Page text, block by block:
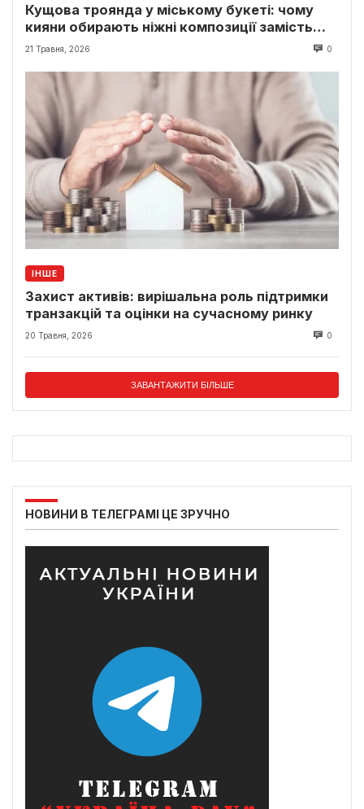
Кущова троянда у міському букеті: чому
кияни обирають ніжні композиції замість
класики
21 Травня, 2026 0
ІНШЕ
Захист активів: вирішальна роль підтримки
транзакцій та оцінки на сучасному ринку
20 Травня, 2026 0
ЗАВАНТАЖИТИ БІЛЬШЕ
НОВИНИ В ТЕЛЕГРАМІ ЦЕ ЗРУЧНО